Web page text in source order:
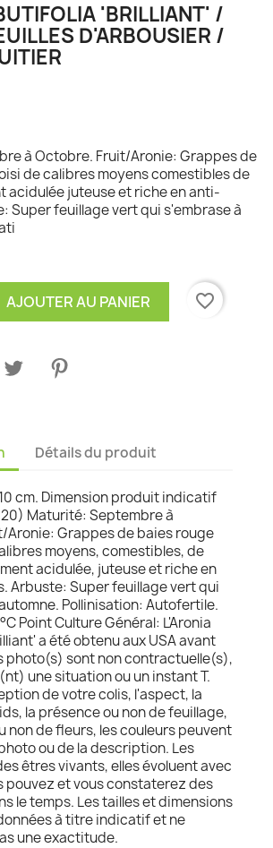
'BRILLIANT' /
D'ARBOUSIER /
à Octobre. Fruit/Aronie: Grappes de
de calibres moyens comestibles de
acidulée juteuse et riche en anti-
Super feuillage vert qui s'embrase à
AJOUTER AU PANIER favorite_border
Détails du produit
cm. Dimension produit indicatif
20) Maturité: Septembre à
Aronie: Grappes de baies rouge
moyens, comestibles, de
acidulée, juteuse et riche en
Arbuste: Super feuillage vert qui
Pollinisation: Autofertile.
Point Culture Général: L'Aronia
a été obtenu aux USA avant
photo(s) sont non contractuelle(s),
une situation ou un instant T.
de votre colis, l'aspect, la
la présence ou non de feuillage,
non de fleurs, les couleurs peuvent
ou de la description. Les
êtres vivants, elles évoluent avec
pouvez et vous constaterez des
le temps. Les tailles et dimensions
à titre indicatif et ne
une exactitude.